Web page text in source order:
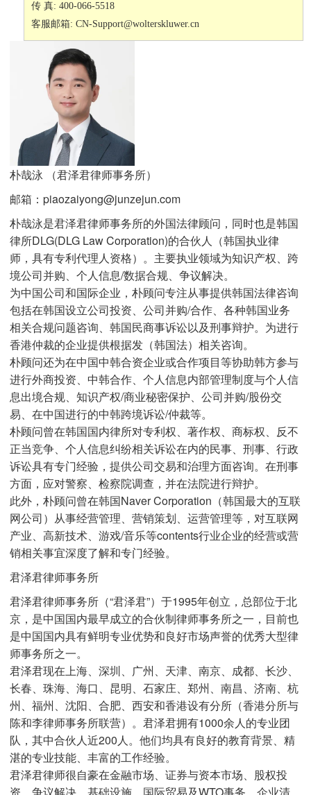
传 真: 400-066-5518
客服邮箱: CN-Support@wolterskluwer.cn
朴哉泳 （君泽君律师事务所）
邮箱：piaozaiyong@junzejun.com
朴哉泳是君泽君律师事务所的外国法律顾问，同时也是韩国
律所DLG(DLG Law Corporation)的合伙人（韩国执业律
师，具有专利代理人资格）。主要执业领域为知识产权、跨
境公司并购、个人信息/数据合规、争议解决。
为中国公司和国际企业，朴顾问专注从事提供韩国法律咨询
包括在韩国设立公司投资、公司并购/合作、各种韩国业务
相关合规问题咨询、韩国民商事诉讼以及刑事辩护。为进行
香港仲裁的企业提供根据发（韩国法）相关咨询。
朴顾问还为在中国中韩合资企业或合作项目等协助韩方参与
进行外商投资、中韩合作、个人信息内部管理制度与个人信
息出境合规、知识产权/商业秘密保护、公司并购/股份交
易、在中国进行的中韩跨境诉讼/仲裁等。
朴顾问曾在韩国国内律所对专利权、著作权、商标权、反不
正当竞争、个人信息纠纷相关诉讼在内的民事、刑事、行政
诉讼具有专门经验，提供公司交易和治理方面咨询。在刑事
方面，应对警察、检察院调查，并在法院进行辩护。
此外，朴顾问曾在韩国Naver Corporation（韩国最大的互联
网公司）从事经营管理、营销策划、运营管理等，对互联网
产业、高新技术、游戏/音乐等contents行业企业的经营或营
销相关事宜深度了解和专门经验。
君泽君律师事务所
君泽君律师事务所（“君泽君”）于1995年创立，总部位于北
京，是中国国内最早成立的合伙制律师事务所之一，目前也
是中国国内具有鲜明专业优势和良好市场声誉的优秀大型律
师事务所之一。
君泽君现在上海、深圳、广州、天津、南京、成都、长沙、
长春、珠海、海口、昆明、石家庄、郑州、南昌、济南、杭
州、福州、沈阳、合肥、西安和香港设有分所（香港分所与
陈和李律师事务所联营）。君泽君拥有1000余人的专业团
队，其中合伙人近200人。他们均具有良好的教育背景、精
湛的专业技能、丰富的工作经验。
君泽君律师很自豪在金融市场、证券与资本市场、股权投